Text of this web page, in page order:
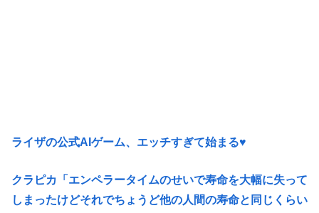
ライザの公式AIゲーム、エッチすぎて始まる♥
クラピカ「エンペラータイムのせいで寿命を大幅に失って
しまったけどそれでちょうど他の人間の寿命と同じくらい